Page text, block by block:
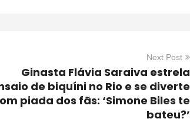
Next Post
Ginasta Flávia Saraiva estrela
de biquíni no Rio e se diverte
piada dos fãs: ‘Simone Biles te
bateu?’